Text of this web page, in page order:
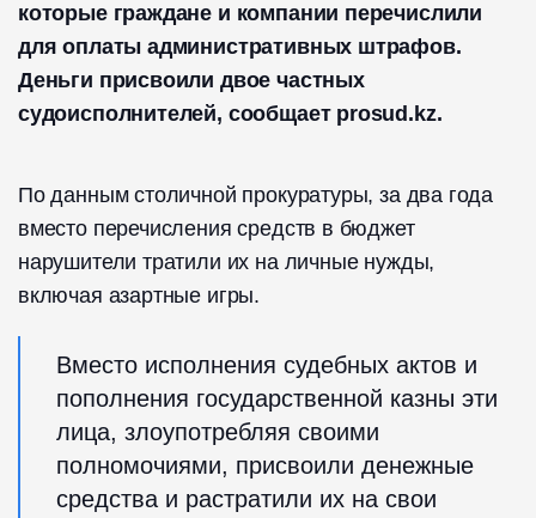
которые граждане и компании перечислили
для оплаты административных штрафов.
Деньги присвоили двое частных
судоисполнителей, сообщает prosud.kz.
По данным столичной прокуратуры, за два года
вместо перечисления средств в бюджет
нарушители тратили их на личные нужды,
включая азартные игры.
Вместо исполнения судебных актов и
пополнения государственной казны эти
лица, злоупотребляя своими
полномочиями, присвоили денежные
средства и растратили их на свои